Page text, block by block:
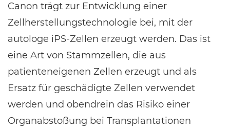
Canon trägt zur Entwicklung einer
Zellherstellungstechnologie bei, mit der
autologe iPS-Zellen erzeugt werden. Das ist
eine Art von Stammzellen, die aus
patienteneigenen Zellen erzeugt und als
Ersatz für geschädigte Zellen verwendet
werden und obendrein das Risiko einer
Organabstoßung bei Transplantationen